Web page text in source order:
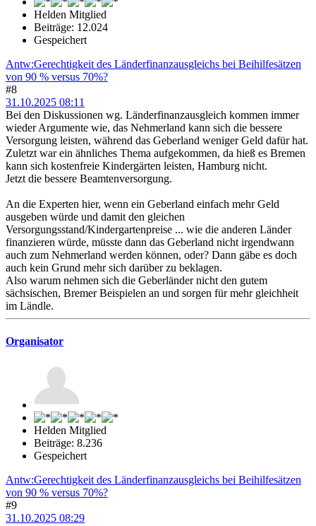
Helden Mitglied
Beiträge: 12.024
Gespeichert
Antw:Gerechtigkeit des Länderfinanzausgleichs bei Beihilfesätzen
von 90 % versus 70%?
#8
31.10.2025 08:11
Bei den Diskussionen wg. Länderfinanzausgleich kommen immer
wieder Argumente wie, das Nehmerland kann sich die bessere
Versorgung leisten, während das Geberland weniger Geld dafür hat.
Zuletzt war ein ähnliches Thema aufgekommen, da hieß es Bremen
kann sich kostenfreie Kindergärten leisten, Hamburg nicht.
Jetzt die bessere Beamtenversorgung.
An die Experten hier, wenn ein Geberland einfach mehr Geld
ausgeben würde und damit den gleichen
Versorgungsstand/Kindergartenpreise ... wie die anderen Länder
finanzieren würde, müsste dann das Geberland nicht irgendwann
auch zum Nehmerland werden können, oder? Dann gäbe es doch
auch kein Grund mehr sich darüber zu beklagen.
Also warum nehmen sich die Geberländer nicht den gutem
sächsischen, Bremer Beispielen an und sorgen für mehr gleichheit
im Ländle.
Organisator
Helden Mitglied
Beiträge: 8.236
Gespeichert
Antw:Gerechtigkeit des Länderfinanzausgleichs bei Beihilfesätzen
von 90 % versus 70%?
#9
31.10.2025 08:29